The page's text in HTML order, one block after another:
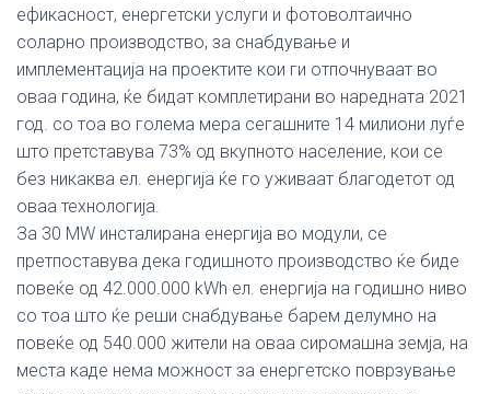
ефикасност, енергетски услуги и фотоволтаично
соларно производство, за снабдување и
имплементација на проектите кои ги отпочнуваат во
оваа година, ќе бидат комплетирани во наредната 2021
год. со тоа во голема мера сегашните 14 милиони луѓе
што претставува 73% од вкупното население, кои се
без никаква ел. енергија ќе го уживаат благодетот од
оваа технологија.
За 30 MW инсталирана енергија во модули, се
претпоставува дека годишното производство ќе биде
повеќе од 42.000.000 kWh ел. енергија на годишно ниво
со тоа што ќе реши снабдување барем делумно на
повеќе од 540.000 жители на оваа сиромашна земја, на
места каде нема можност за енергетско поврзување